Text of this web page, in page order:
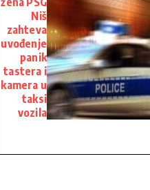
Niš
zahteva
uvođenje
panik
tastera i
kamera u
taksi
vozila